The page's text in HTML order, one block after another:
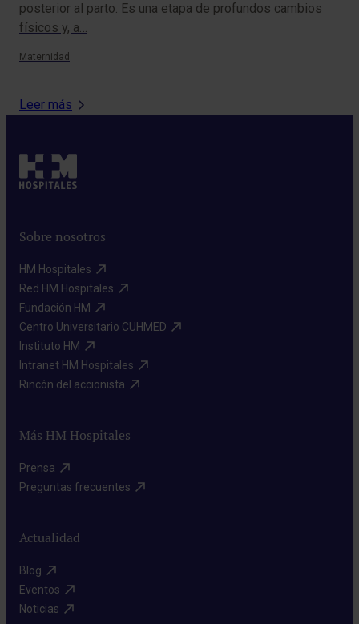
posterior al parto. Es una etapa de profundos cambios
físicos y, a…
Maternidad
Leer más
Sobre nosotros
HM Hospitales​
Red HM Hospitales​
Fundación HM​
Centro Universitario CUHMED​
Instituto HM​
Intranet HM Hospitales​
Rincón del accionista​
Más HM Hospitales
Prensa​
Preguntas frecuentes​
Actualidad
Blog​
Eventos​
Noticias​